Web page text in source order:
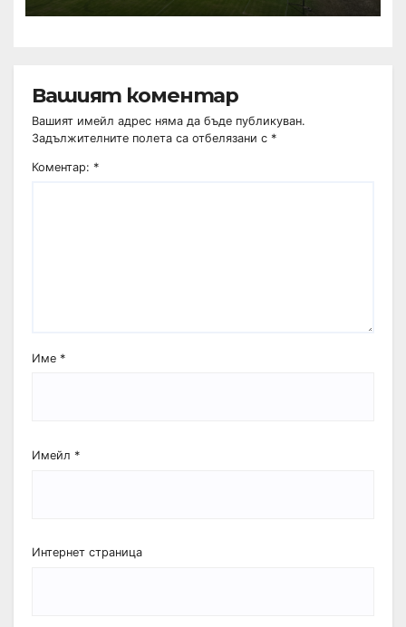
Вашият коментар
Вашият имейл адрес няма да бъде публикуван.
Задължителните полета са отбелязани с *
Коментар: *
Име *
Имейл *
Интернет страница